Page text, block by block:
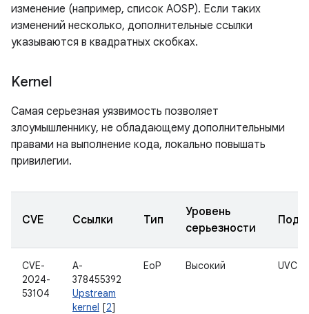
изменение (например, список AOSP). Если таких
изменений несколько, дополнительные ссылки
указываются в квадратных скобках.
Kernel
Самая серьезная уязвимость позволяет
злоумышленнику, не обладающему дополнительными
правами на выполнение кода, локально повышать
привилегии.
CVE Ссылки Тип
Уровень
серьезности
CVE-
2024-
53104
A-
378455392
Upstream
kernel [2]
EoP Высокий UVC